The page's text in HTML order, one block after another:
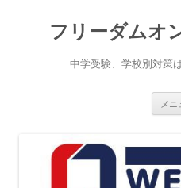
フリーダムオ
中学受験、学校別対策
メニ